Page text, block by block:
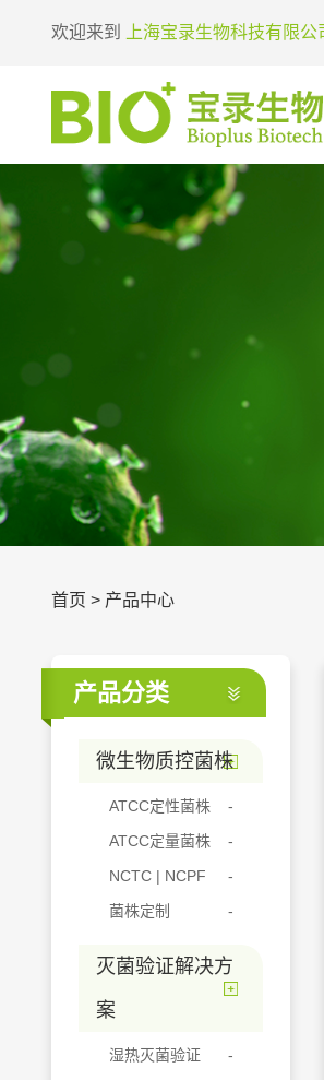
欢迎来到 上海宝录生物科技有限公
首页 > 产品中心
产品分类
微生物质控菌株
ATCC定性菌株
ATCC定量菌株
NCTC | NCPF
菌株定制
灭菌验证解决方
案
湿热灭菌验证